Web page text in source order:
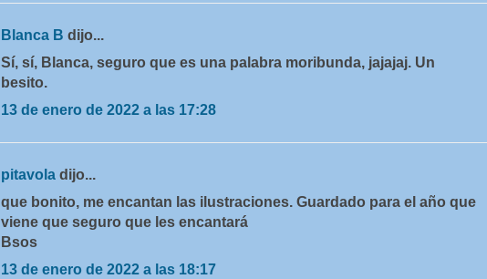
Blanca B dijo...
Sí, sí, Blanca, seguro que es una palabra moribunda, jajajaj. Un
besito.
13 de enero de 2022 a las 17:28
pitavola dijo...
que bonito, me encantan las ilustraciones. Guardado para el año que
viene que seguro que les encantará
Bsos
13 de enero de 2022 a las 18:17